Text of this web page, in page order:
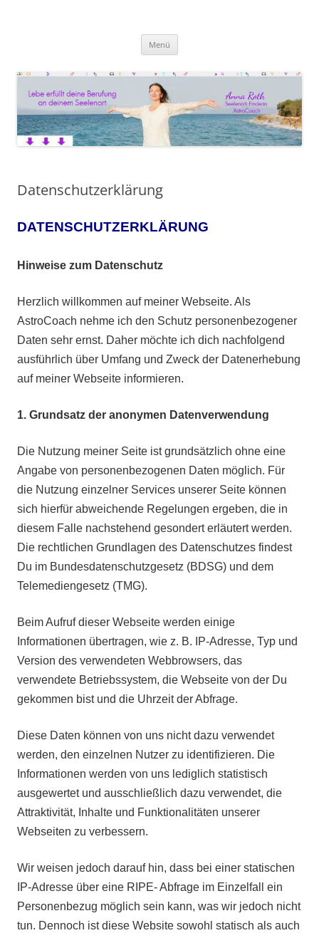
Menü
Datenschutzerklärung
DATENSCHUTZERKLÄRUNG
Hinweise zum Datenschutz
Herzlich willkommen auf meiner Webseite. Als
AstroCoach nehme ich den Schutz personenbezogener
Daten sehr ernst. Daher möchte ich dich nachfolgend
ausführlich über Umfang und Zweck der Datenerhebung
auf meiner Webseite informieren.
1. Grundsatz der anonymen Datenverwendung
Die Nutzung meiner Seite ist grundsätzlich ohne eine
Angabe von personenbezogenen Daten möglich. Für
die Nutzung einzelner Services unserer Seite können
sich hierfür abweichende Regelungen ergeben, die in
diesem Falle nachstehend gesondert erläutert werden.
Die rechtlichen Grundlagen des Datenschutzes findest
Du im Bundesdatenschutzgesetz (BDSG) und dem
Telemediengesetz (TMG).
Beim Aufruf dieser Webseite werden einige
Informationen übertragen, wie z. B. IP-Adresse, Typ und
Version des verwendeten Webbrowsers, das
verwendete Betriebssystem, die Webseite von der Du
gekommen bist und die Uhrzeit der Abfrage.
Diese Daten können von uns nicht dazu verwendet
werden, den einzelnen Nutzer zu identifizieren. Die
Informationen werden von uns lediglich statistisch
ausgewertet und ausschließlich dazu verwendet, die
Attraktivität, Inhalte und Funktionalitäten unserer
Webseiten zu verbessern.
Wir weisen jedoch darauf hin, dass bei einer statischen
IP-Adresse über eine RIPE- Abfrage im Einzelfall ein
Personenbezug möglich sein kann, was wir jedoch nicht
tun. Dennoch ist diese Website sowohl statisch als auch